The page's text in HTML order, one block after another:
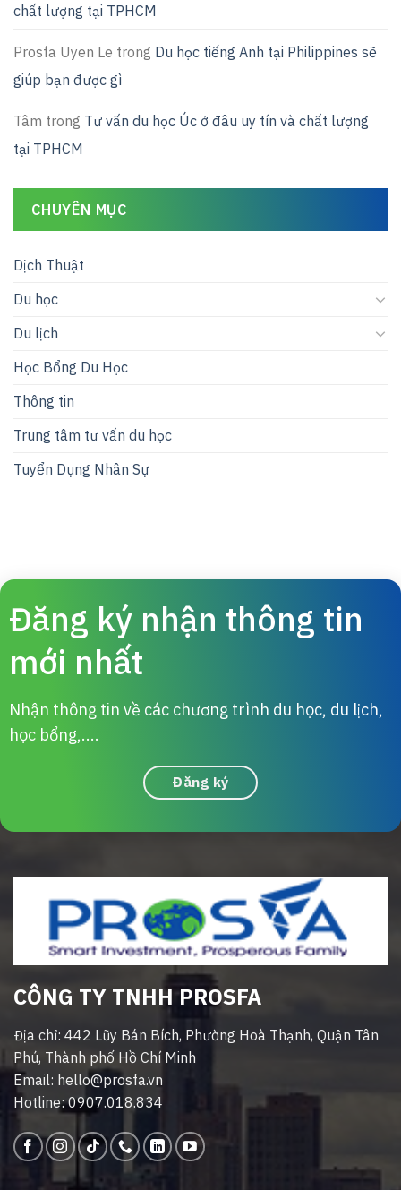
chất lượng tại TPHCM
Prosfa Uyen Le trong Du học tiếng Anh tại Philippines sẽ
giúp bạn được gì
Tâm trong Tư vấn du học Úc ở đâu uy tín và chất lượng
tại TPHCM
CHUYÊN MỤC
Dịch Thuật
Du học
Du lịch
Học Bổng Du Học
Thông tin
Trung tâm tư vấn du học
Tuyển Dụng Nhân Sự
Đăng ký nhận thông tin
mới nhất
Nhận thông tin về các chương trình du học, du lịch,
học bổng,....
Đăng ký
CÔNG TY TNHH PROSFA
Địa chỉ: 442 Lũy Bán Bích, Phường Hoà Thạnh, Quận Tân
Phú, Thành phố Hồ Chí Minh
Email: hello@prosfa.vn
Hotline: 0907.018.834